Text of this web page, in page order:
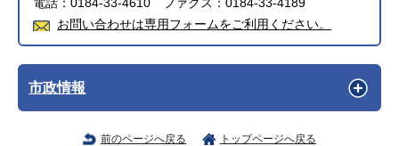
電話：0184-33-4610 ファクス：0184-33-4189
お問い合わせは専用フォームをご利用ください。
市政情報
前のページへ戻る トップページへ戻る